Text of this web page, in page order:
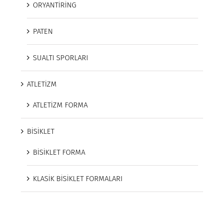
ORYANTİRİNG
PATEN
SUALTI SPORLARI
ATLETİZM
ATLETİZM FORMA
BİSİKLET
BİSİKLET FORMA
KLASİK BİSİKLET FORMALARI